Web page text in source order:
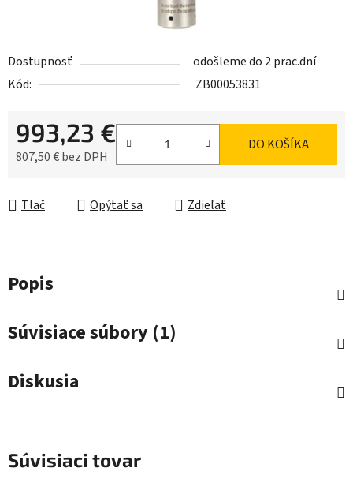
Dostupnosť
odošleme do 2 prac.dní
Kód:
ZB00053831
993,23 €
807,50 € bez DPH
DO KOŠÍKA
Tlač Opýtať sa Zdieľať
Popis
Súvisiace súbory (1)
Diskusia
Súvisiaci tovar